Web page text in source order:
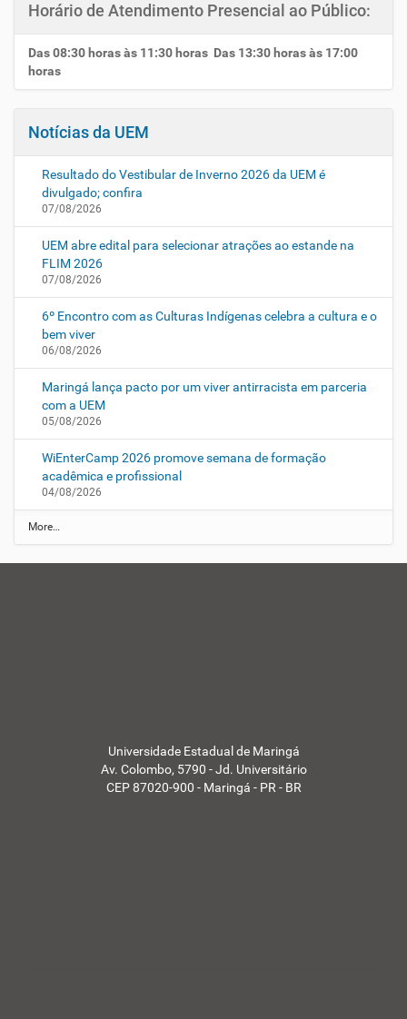
Horário de Atendimento Presencial ao Público:
Das 08:30 horas às 11:30 horas Das 13:30 horas às 17:00
horas
Notícias da UEM
Resultado do Vestibular de Inverno 2026 da UEM é
divulgado; confira
07/08/2026
UEM abre edital para selecionar atrações ao estande na
FLIM 2026
07/08/2026
6º Encontro com as Culturas Indígenas celebra a cultura e o
bem viver
06/08/2026
Maringá lança pacto por um viver antirracista em parceria
com a UEM
05/08/2026
WiEnterCamp 2026 promove semana de formação
acadêmica e profissional
04/08/2026
N
o
More…
Universidade Estadual de Maringá
Av. Colombo, 5790 - Jd. Universitário
CEP 87020-900 - Maringá - PR - BR